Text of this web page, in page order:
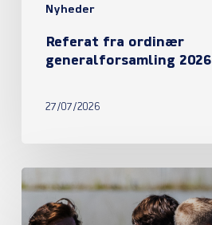
Nyheder
Referat fra ordinær
generalforsamling 2026
27/07/2026